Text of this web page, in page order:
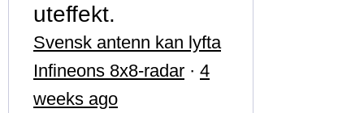
uteffekt.
Svensk antenn kan lyfta
Infineons 8x8-radar · 4
weeks ago